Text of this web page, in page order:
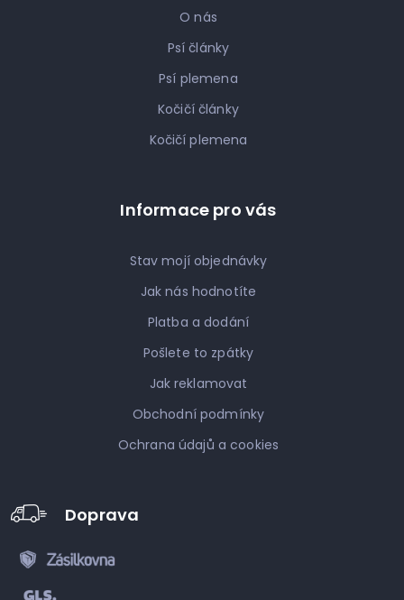
O nás
Psí články
Psí plemena
Kočičí články
Kočičí plemena
Informace pro vás
Stav mojí objednávky
Jak nás hodnotíte
Platba a dodání
Pošlete to zpátky
Jak reklamovat
Obchodní podmínky
Ochrana údajů a cookies
Doprava